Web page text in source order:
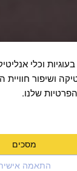
וכלי
ושיפור חוויית
שלנו.
מסכים
התאמה